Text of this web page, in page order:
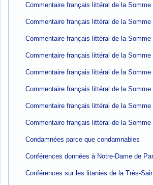
Commentaire français littéral de la
Commentaire français littéral de la
Commentaire français littéral de la
Commentaire français littéral de la
Commentaire français littéral de la
Commentaire français littéral de la
Commentaire français littéral de la
Commentaire français littéral de la
Condamnées parce que condamnables
Conférences données à Notre-Dame de
Conférences sur les litanies de la Très-